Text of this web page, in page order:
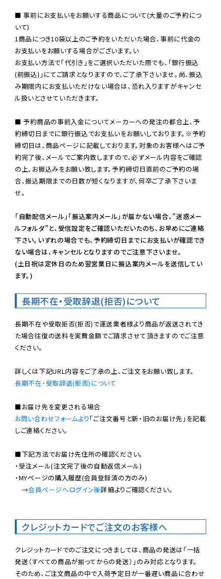
■ 事前にお支払いをお願いする商品について(大量のご予約につ
いて)
1商品につき10袋以上のご予約をいただいた場合、事前に代金の
お支払いをお願いする場合がございます。い
お支払い方法で「代引き」をご選択いただいた際でも、「銀行振込
(前振込)」にてご請求となりますので、ご了承下さいませ。尚、振込
み期限内にお支払いただけない場合は、恐れ入りますがキャンセ
ル扱いとさせていただきます。
■ 予約商品の事前入金についてメーカーへの発注の都合上、予
約締切日までに銀行振込でお支払いをお願いしております。※予約
締切日は、商品ページに記載しております。対象のお客様へはご予
約完了後、メールでご案内致しますので、必ずメール内容をご確認
の上、お振込みをお願い致します。予約締切日直前のご予約の場
合、振込期限までの日数が短くなりますが、何卒ご了承下さいま
せ。
「自動配信メール」「振込案内メール」が届かない場合、”迷惑メー
ルフォルダ”と、受信設定をご確認いただいたのち、お早めにご連絡
下さい。いずれの場合でも、予約締切日までにお支払いが確認でき
ない場合は、キャンセルとなりますのでご注意下さいませ。
(土日祝は定休日のため翌営業日に振込案内メールを送信してい
ます。)
長期不在・受取辞退(拒否)について
長期不在や受取拒否(拒否)で運送業者様より商品が返送されてき
た場合往復の送料を実費金額でご請求させて頂きますのでご注意
ください。
長期不在・受取辞退(拒否)について
お問い合わせフォームより 「ご注文番号と新・旧のお届け先」を記載
しご連絡ください。
■下記方法でお届け先住所の確認ください。
・受注メール(注文完了後の自動返信メール)
・MYページの購入履歴(会員登録済の方のみ)
→会員ページへログイン後詳細よりご確認ください。
クレジットカードでご注文のお客様へ
クレジットカードでのご注文につきましては、商品の発送は「一括
発送（すべての商品が揃ってからの発送）」のみ対応となります。
そのため、ご注文商品の中で入荷予定日が一番遅い商品に合わせ